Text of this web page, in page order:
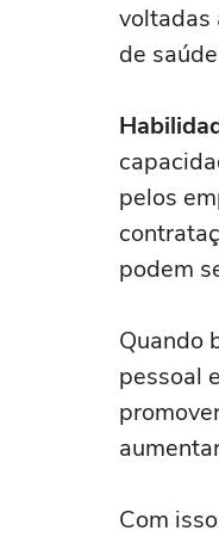
voltadas
de
pelos
podem
Quando
pessoal
Com